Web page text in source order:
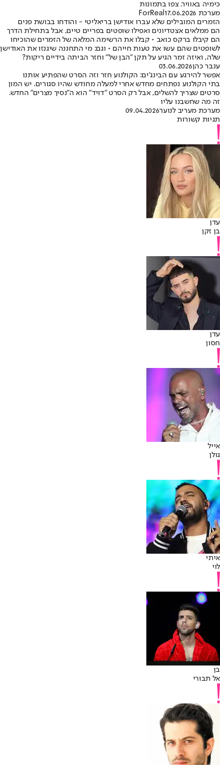
כימיה באוויר. צפו בתמונות
מערכת ForReal 17.06.2026
הזמרים המובילים שלא עברו אודישן בריאליטי - והודחו בבושת פנים
הם ממלאים אצטדיונים ואפילו שופטים בפריים טיים, אבל בתחילת הדרך
הם קיבלו ברקס כואב • קבלו את הרשימה המלאה של הזמרים שהוכיחו
לשופטים שהם עשו את טעות חייהם • וגם: מי התחננה שיגנזו את האודישן
שלה, ואיזה זמר הגיע על תקן "הבן של" וחזר הביתה בידיים ריקות?
ענבר כהן03.06.2026
אפשר להירגע עם הבינג׳ים: הקולנוע חזר וזה הסרט שהפתיע אותנו
בתי הקולנוע נפתחים מחדש אחרי למעלה מחודש שהיו סגורים. יש המון
סרטים שצריך להשלים, אבל רק הסרט ״דויד״ הוא ה״נסיך מצרים״ החדש.
זה מה שחשבנו עליו
מערכת מעריב לנוער09.04.2026
תגיות קשורות
עדן
בן זקן
עדן
חסון
אייל
גולן
איתי
לוי
בן
אל תבורי